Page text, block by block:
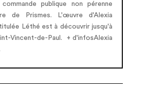
publique non pérenne
de Prismes. L'œuvre d'Alexia
Léthé est à découvrir jusqu'à
Vincent-de-Paul. + d'infosAlexia